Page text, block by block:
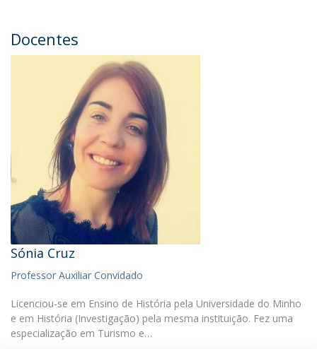
Docentes
Sónia Cruz
Professor Auxiliar Convidado
Licenciou-se em Ensino de História pela Universidade do Minho
e em História (Investigação) pela mesma instituição. Fez uma
especialização em Turismo e…